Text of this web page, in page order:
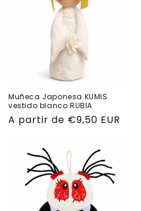
Muñeca Japonesa KUMIS
vestido blanco RUBIA
Precio
A partir de €9,50 EUR